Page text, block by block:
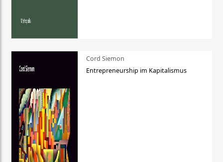
Cord Siemon
Entrepreneurship im Kapitalismus